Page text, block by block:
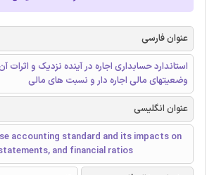
عنوان فارسی
استاندارد حسابداری اجاره در آینده نزدیک و اثرات
وضعیتهای مالی اجاره دار و نسبت های مالی
عنوان انگلیسی
accounting standard and its impacts on
and financial ratios